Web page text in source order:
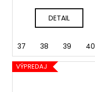
DETAIL
37 38 39 40
VÝPREDAJ